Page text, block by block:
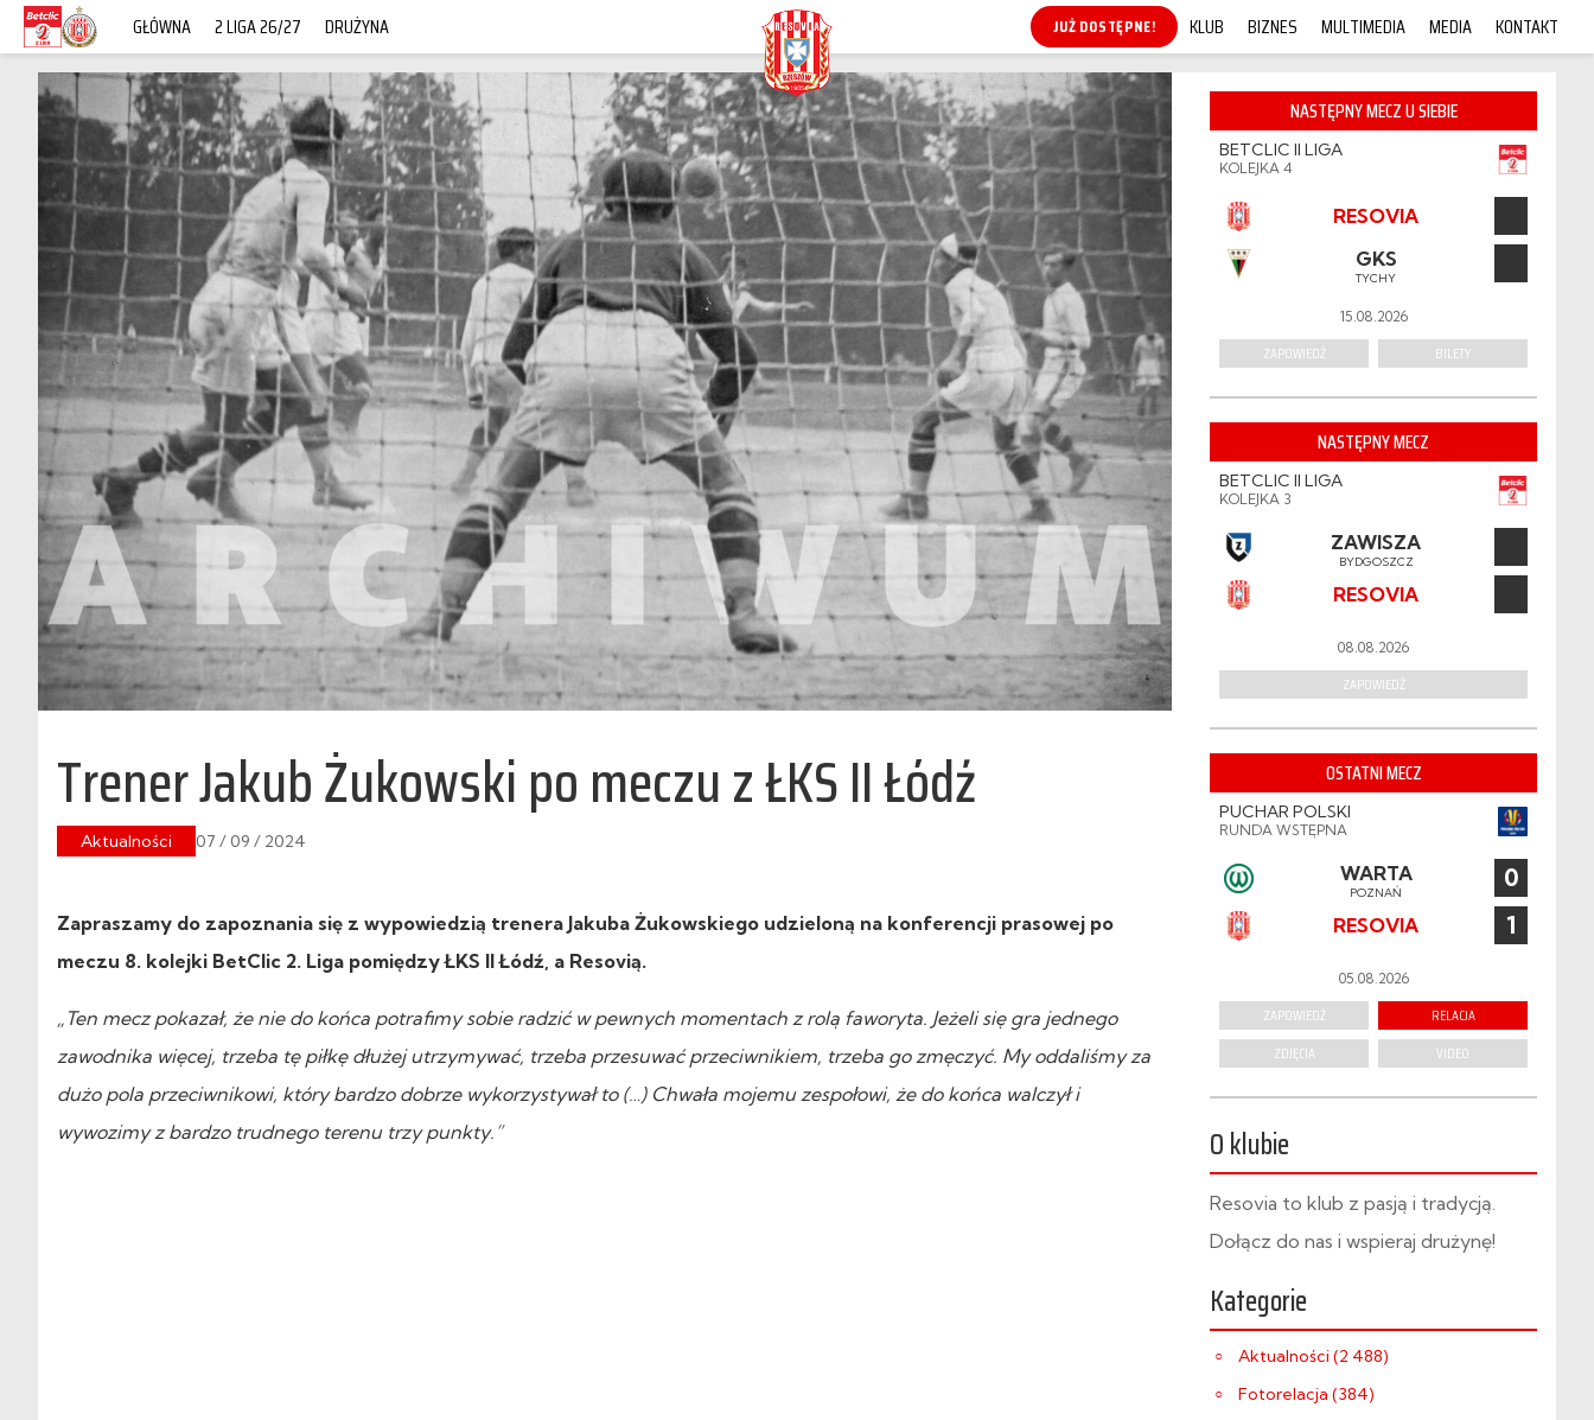
GŁÓWNA 2 LIGA 26/27 DRUŻYNA KUP ONLINE! KLUB BIZNES MULTIMEDIA MEDIA KONTAKT
Trener Jakub Żukowski po meczu z ŁKS II Łódź
Aktualności 07 / 09 / 2024
Zapraszamy do zapoznania się z wypowiedzią trenera Jakuba Żukowskiego udzieloną na konferencji prasowej po
meczu 8. kolejki BetClic 2. Liga pomiędzy ŁKS II Łódź, a Resovią.
„Ten mecz pokazał, że nie do końca potrafimy sobie radzić w pewnych momentach z rolą faworyta. Jeżeli się gra jednego
zawodnika więcej, trzeba tę piłkę dłużej utrzymywać, trzeba przesuwać przeciwnikiem, trzeba go zmęczyć. My oddaliśmy za
dużo pola przeciwnikowi, który bardzo dobrze wykorzystywał to (…) Chwała mojemu zespołowi, że do końca walczył i
wywozimy z bardzo trudnego terenu trzy punkty.”
NASTĘPNY MECZ U SIEBIE
BETCLIC II LIGA
KOLEJKA 4
RESOVIA
GKS
TYCHY
15.08.2026
ZAPOWIEDŹ BILETY
NASTĘPNY MECZ
BETCLIC II LIGA
KOLEJKA 3
ZAWISZA
BYDGOSZCZ
RESOVIA
08.08.2026
ZAPOWIEDŹ
OSTATNI MECZ
PUCHAR POLSKI
RUNDA WSTĘPNA
WARTA
POZNAŃ 0
RESOVIA 1
05.08.2026
ZAPOWIEDŹ
RELACJA
ZDJĘCIA
VIDEO
O klubie
Resovia to klub z pasją i tradycją.
Dołącz do nas i wspieraj drużynę!
Kategorie
Aktualności (2 488)
Fotorelacja (384)